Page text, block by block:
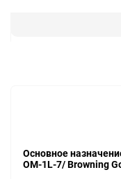
Основное
ОМ-1L-7/ Browning